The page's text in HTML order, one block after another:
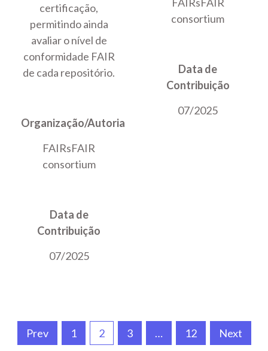
consortium
Data de
Contribuição
07/2025
certificação,
permitindo ainda
avaliar o nível de
conformidade FAIR
de cada repositório.
Organização/Autoria
FAIRsFAIR
consortium
Data de
Contribuição
07/2025
Paginação
Prev 1 2 3 … 12 Next